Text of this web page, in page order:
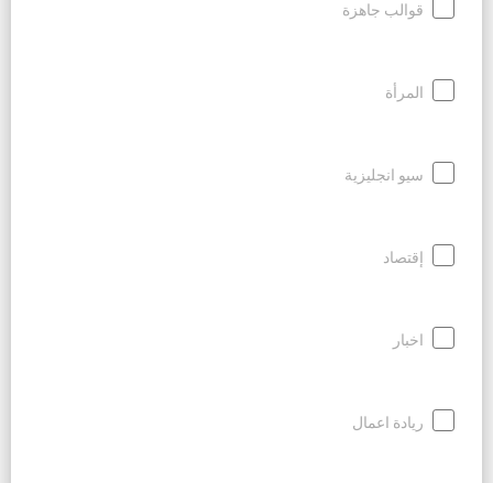
قوالب جاهزة
المرأة
سيو انجليزية
إقتصاد
اخبار
ريادة اعمال